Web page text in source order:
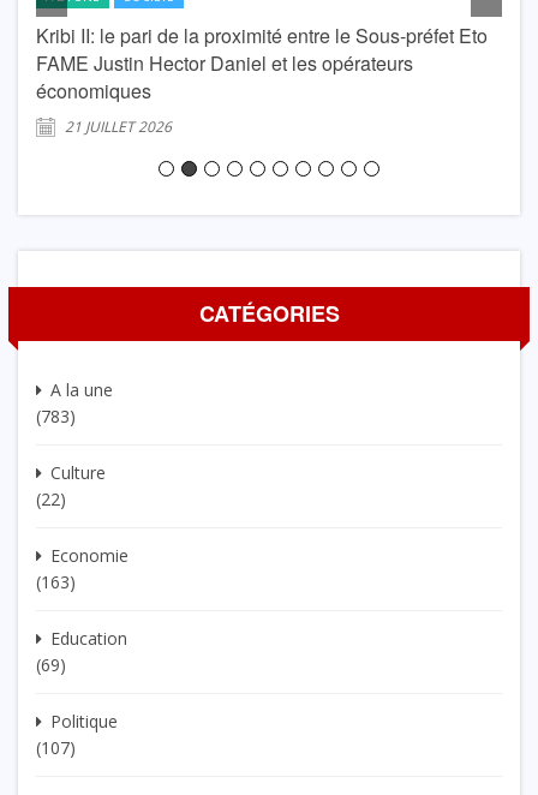
Kribi II: le pari de la proximité entre le Sous-préfet Eto
FAME Justin Hector Daniel et les opérateurs
économiques
21 JUILLET 2026
CATÉGORIES
A la une
(783)
Culture
(22)
Economie
(163)
Education
(69)
Politique
(107)